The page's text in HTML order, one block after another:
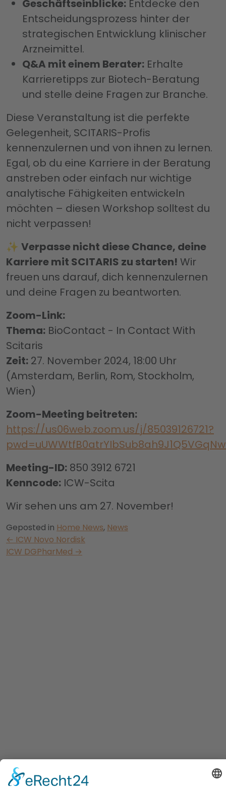
Geschäftseinblicke: Entdecke den
Entscheidungsprozess hinter der
strategischen Entwicklung klinischer
Arzneimittel.
Q&A mit einem Berater: Erhalte
Karrieretipps zur Biotech-Beratung
und stelle deine Fragen zur Branche.
Diese Veranstaltung ist die perfekte
Gelegenheit, SCITARIS-Profis
kennenzulernen und von ihnen zu lernen.
Egal, ob du eine Karriere in der Beratung
anstreben oder einfach nur wichtige
analytische Fähigkeiten entwickeln
möchten – diesen Workshop solltest du
nicht verpassen!
✨ Verpasse nicht diese Chance, deine
Karriere mit SCITARIS zu starten! Wir
freuen uns darauf, dich kennenzulernen
und deine Fragen zu beantworten.
Zoom-Link:
Thema: BioContact - In Contact With
Scitaris
Zeit: 27. November 2024, 18:00 Uhr
(Amsterdam, Berlin, Rom, Stockholm,
Wien)
Zoom-Meeting beitreten:
https://us06web.zoom.us/j/85039126721?
Meeting-ID: 850 3912 6721
Kenncode: ICW-Scita
Wir sehen uns am 27. November!
Geposted in Home News, News
Beitrag
´s
← ICW Novo Nordisk
ICW DGPharMed →